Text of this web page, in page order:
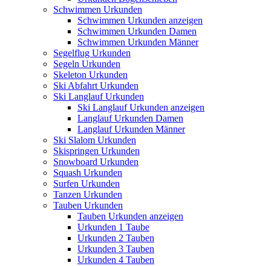
Schwimmen Urkunden
Schwimmen Urkunden anzeigen
Schwimmen Urkunden Damen
Schwimmen Urkunden Männer
Segelflug Urkunden
Segeln Urkunden
Skeleton Urkunden
Ski Abfahrt Urkunden
Ski Langlauf Urkunden
Ski Langlauf Urkunden anzeigen
Langlauf Urkunden Damen
Langlauf Urkunden Männer
Ski Slalom Urkunden
Skispringen Urkunden
Snowboard Urkunden
Squash Urkunden
Surfen Urkunden
Tanzen Urkunden
Tauben Urkunden
Tauben Urkunden anzeigen
Urkunden 1 Taube
Urkunden 2 Tauben
Urkunden 3 Tauben
Urkunden 4 Tauben